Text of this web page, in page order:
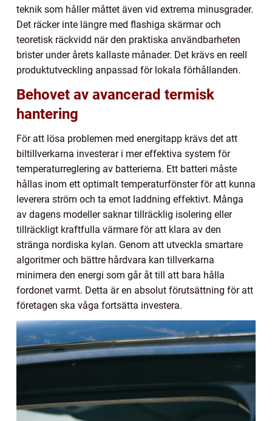
teknik som håller måttet även vid extrema minusgrader.
Det räcker inte längre med flashiga skärmar och
teoretisk räckvidd när den praktiska användbarheten
brister under årets kallaste månader. Det krävs en reell
produktutveckling anpassad för lokala förhållanden.
Behovet av avancerad termisk
hantering
För att lösa problemen med energitapp krävs det att
biltillverkarna investerar i mer effektiva system för
temperaturreglering av batterierna. Ett batteri måste
hållas inom ett optimalt temperaturfönster för att kunna
leverera ström och ta emot laddning effektivt. Många
av dagens modeller saknar tillräcklig isolering eller
tillräckligt kraftfulla värmare för att klara av den
stränga nordiska kylan. Genom att utveckla smartare
algoritmer och bättre hårdvara kan tillverkarna
minimera den energi som går åt till att bara hålla
fordonet varmt. Detta är en absolut förutsättning för att
företagen ska våga fortsätta investera.